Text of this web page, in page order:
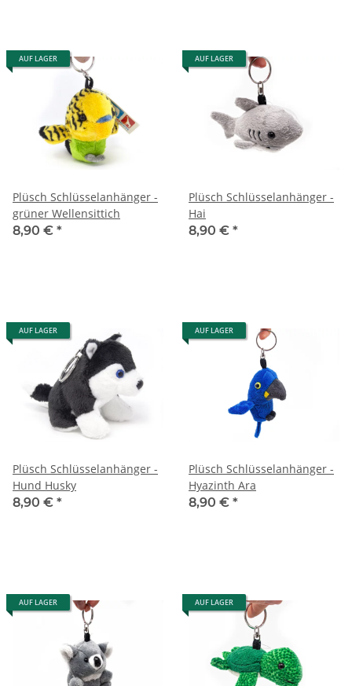
AUF LAGER
Plüsch Schlüsselanhänger -
grüner Wellensittich
8,90 € *
AUF LAGER
Plüsch Schlüsselanhänger -
Hai
8,90 € *
AUF LAGER
Plüsch Schlüsselanhänger -
Hund Husky
8,90 € *
AUF LAGER
Plüsch Schlüsselanhänger -
Hyazinth Ara
8,90 € *
AUF LAGER AUF LAGER